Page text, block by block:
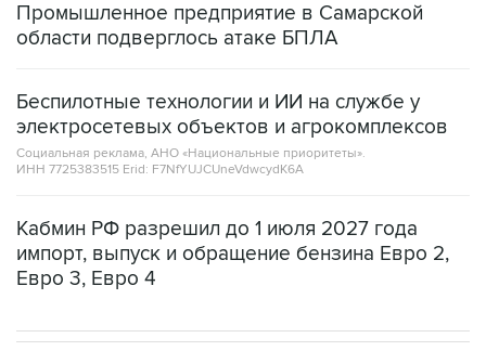
Промышленное предприятие в Самарской
области подверглось атаке БПЛА
Беспилотные технологии и ИИ на службе у
электросетевых объектов и агрокомплексов
Социальная реклама, АНО «Национальные приоритеты».
ИНН 7725383515 Erid: F7NfYUJCUneVdwcydK6A
Кабмин РФ разрешил до 1 июля 2027 года
импорт, выпуск и обращение бензина Евро 2,
Евро 3, Евро 4